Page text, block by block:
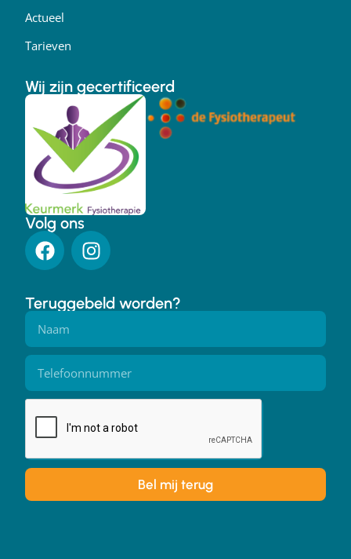
Actueel
Tarieven
Wij zijn gecertificeerd
Volg ons
Teruggebeld worden?
Bel mij terug